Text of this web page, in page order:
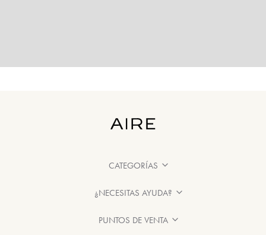
CATEGORÍAS
¿NECESITAS AYUDA?
PUNTOS DE VENTA